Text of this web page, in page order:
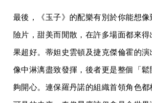
最後，《玉子》的配樂有別於你能想像
險片，甜美而閒散，在許多場面都來得
果超好。蒂妲史雲頓及捷克傑倫霍的演
像中淋漓盡致發揮，後者更是整個「
夠開心。連保羅丹諾的組織首領角色都